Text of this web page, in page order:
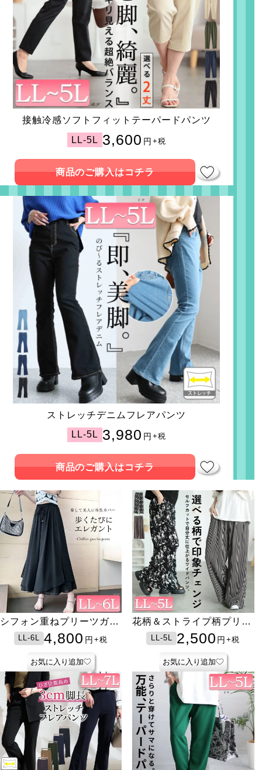
接触冷感ソフトフィットテーパードパンツ
LL-5L 3,600 円 +税
商品のご購入はコチラ
ストレッチデニムフレアパンツ
LL-5L 3,980 円 +税
商品のご購入はコチラ
シフォン重ねプリーツガウ
チョパンツ
LL-6L 4,800 円 +税
お気に入り追加
花柄＆ストライプ柄プリー
ツワイドパンツ
LL-5L 2,500 円 +税
お気に入り追加